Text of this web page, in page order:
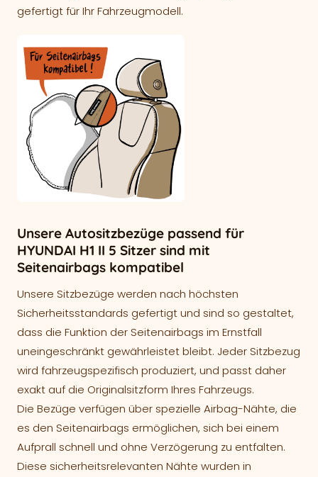
gefertigt für Ihr Fahrzeugmodell.
Unsere Autositzbezüge passend für
HYUNDAI H1 II 5 Sitzer sind mit
Seitenairbags kompatibel
Unsere Sitzbezüge werden nach höchsten
Sicherheitsstandards gefertigt und sind so gestaltet,
dass die Funktion der Seitenairbags im Ernstfall
uneingeschränkt gewährleistet bleibt. Jeder Sitzbezug
wird fahrzeugspezifisch produziert, und passt daher
exakt auf die Originalsitzform Ihres Fahrzeugs.
Die Bezüge verfügen über spezielle Airbag-Nähte, die
es den Seitenairbags ermöglichen, sich bei einem
Aufprall schnell und ohne Verzögerung zu entfalten.
Diese sicherheitsrelevanten Nähte wurden in